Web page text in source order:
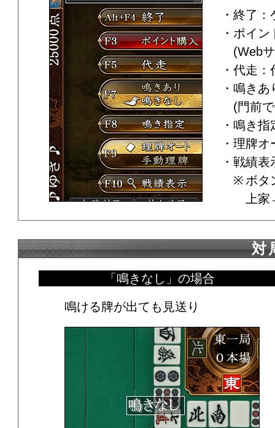
終了：
ポイン
(Web
代走：
鳴きあ
(門前
鳴き指
理牌オ
戦績表
ボタ
上
対
「鳴きなし」の場合
鳴ける牌が出ても見送り